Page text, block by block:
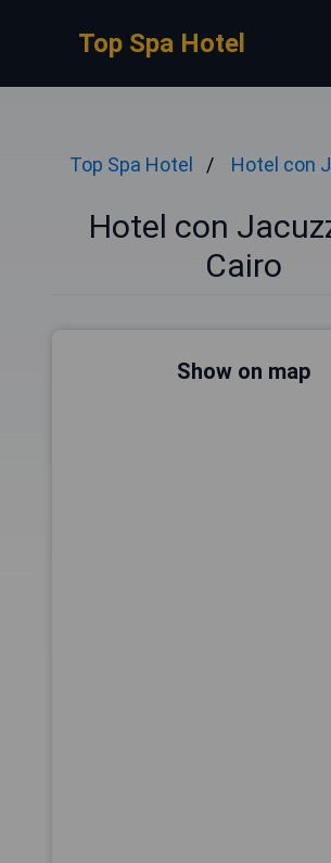
Top Spa Hotel
Top Spa Hotel Hotel con
Hotel con
Cairo
Show on map